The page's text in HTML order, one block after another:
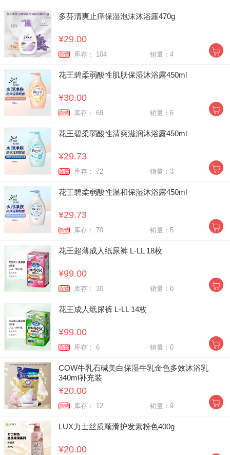
多芬清爽止痒保湿泡沫沐浴露470g
¥29.00
自营 库存： 104 销量：4
花王碧柔弱酸性肌肤保湿沐浴露450ml
¥30.00
自营 库存： 69 销量：6
花王碧柔弱酸性清爽滋润沐浴露450ml
¥29.73
自营 库存： 72 销量：3
花王碧柔弱酸性温和保湿沐浴露450ml
¥29.73
自营 库存： 70 销量：5
花王超薄成人纸尿裤 L-LL 18枚
¥99.00
自营 库存： 30 销量：0
花王成人纸尿裤 L-LL 14枚
¥99.00
自营 库存： 6 销量：0
COW牛乳石碱美白保湿牛乳金色多效沐浴乳
340ml补充装
¥20.00
自营 库存： 12 销量：9
LUX力士丝质顺滑护发素粉色400g
¥20.00